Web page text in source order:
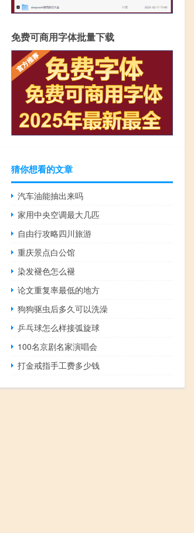
免费可商用字体批量下载
猜你想看的文章
汽车油能抽出来吗
家用中央空调最大几匹
自由行攻略四川旅游
重庆景点白公馆
染发褪色怎么褪
论文重复率最低的地方
狗狗驱虫后多久可以洗澡
乒乓球怎么样接弧旋球
100名京剧名家演唱会
打金戒指手工费多少钱